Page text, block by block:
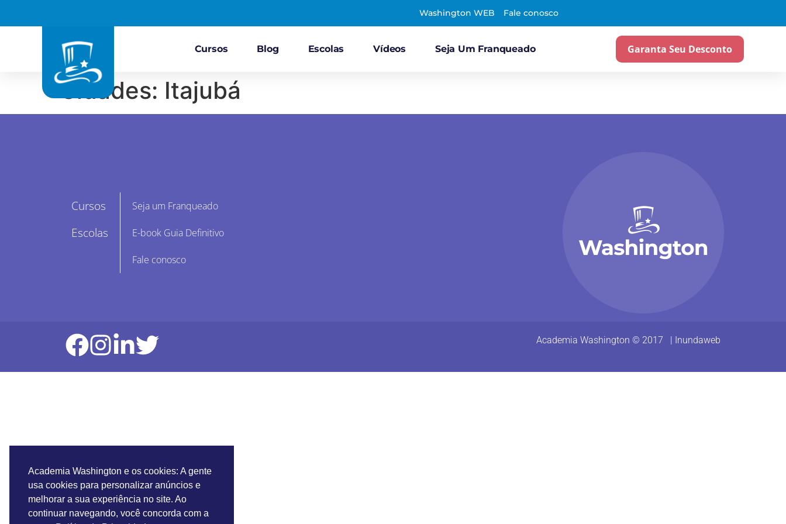
Washington WEB Fale conosco
Cursos Blog Escolas Vídeos Seja Um Franqueado Garanta Seu Desconto
Cidades: Itajubá
Cursos
Escolas
Seja um Franqueado
E-book Guia Definitivo
Fale conosco
Academia Washington © 2017 | Inundaweb
Academia Washington e os cookies: A gente
usa cookies para personalizar anúncios e
melhorar a sua experiência no site. Ao
continuar navegando, você concorda com a